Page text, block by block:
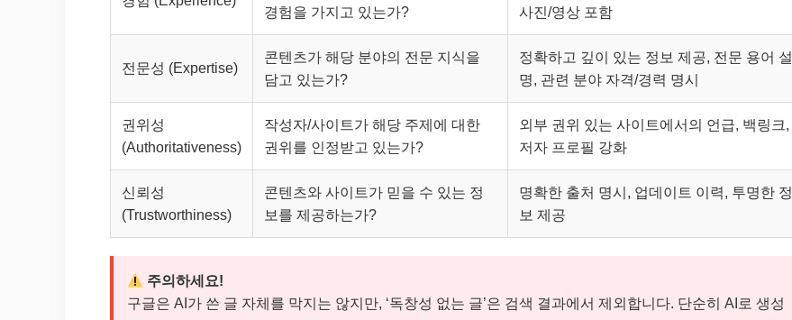
경험을 가지고 있는가?
사진/영상 포함
전문성 (Expertise)
콘텐츠가 해당 분야의 전문 지식을
담고 있는가?
정확하고 깊이 있는 정보 제공, 전문 용어 설
명, 관련 분야 자격/경력 명시
권위성
(Authoritativeness)
작성자/사이트가 해당 주제에 대한
권위를 인정받고 있는가?
외부 권위 있는 사이트에서의 언급, 백링크,
저자 프로필 강화
신뢰성
(Trustworthiness)
콘텐츠와 사이트가 믿을 수 있는 정
보를 제공하는가?
명확한 출처 명시, 업데이트 이력, 투명한 정
보 제공
주의하세요!
구글은 AI가 쓴 글 자체를 막지는 않지만, ‘독창성 없는 글’은 검색 결과에서 제외합니다. 단순히 AI로 생성